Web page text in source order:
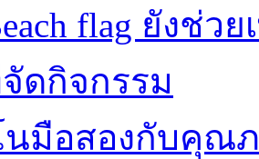
flag ยังช่
ดกิจกรรม
นมือสองกับคุณ